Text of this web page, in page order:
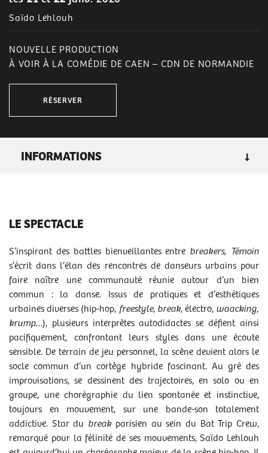
Saïdo Lehlouh
NOUVELLE PRODUCTION
À VOIR À LA COMÉDIE DE CAEN – CDN DE NORMANDIE
RÉSERVER
INFORMATIONS
DURÉE :1h
ADULTE : 20 € / MOINS DE 28 ANS : 12 €
RENDEZ-VOUS
mer 21/01/2026- 20h00
jeu 22/01/2026 - 20h00
Autour du spectacle
EN MIROIR
« La voie du hip-hop » :4 saisons dansées, au théâtre de
Caen, les 14, 15 et 16 janvier.
Partenaire(s)
Une coréalisation de la
Comédie de Caen –
CDN de
Normandie
et du
centre chorégraphique national de Caen
LE SPECTACLE
S’inspirant des battles bienveillantes entre breakers, Témoin
s’écrit dans l’élan des rencontres de danseurs urbains pour
faire naître une communauté réunie autour d’un bien
commun : la danse. Issus de pratiques et d’esthétiques
urbaines diverses (hip-hop, freestyle, break, électro, waacking,
krump…), plusieurs interprètes autodidactes se défient ainsi
pacifiquement, confrontant leurs styles dans une écoute
sensible. De terrain de jeu personnel, la scène devient alors le
socle commun d’un cortège hybride fascinant. Au gré des
improvisations, se dessinent des trajectoires, en solo ou en
groupe, une chorégraphie du lien spontanée et instinctive,
toujours en mouvement, sur une bande-son totalement
addictive. Star du breakparisien au sein du Bat Trip Crew,
remarqué pour la félinité de ses mouvements, Saïdo Lehlouh